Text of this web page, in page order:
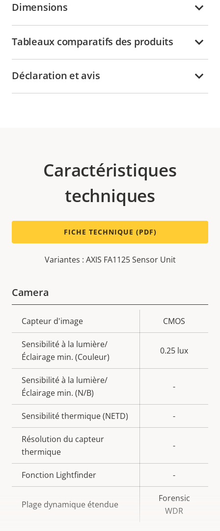
Dimensions
Tableaux comparatifs des produits
Déclaration et avis
Caractéristiques
techniques
FICHE TECHNIQUE (PDF)
Variantes : AXIS FA1125 Sensor Unit
Camera
Description
de la
propriété
la
propriété
Capteur d'image CMOS
Sensibilité à la lumière/
Éclairage min. (Couleur)
0.25 lux
Sensibilité à la lumière/
Éclairage min. (N/B)
-
Sensibilité thermique (NETD) -
Résolution du capteur
thermique
-
Fonction Lightfinder -
Plage dynamique étendue
Forensic
WDR